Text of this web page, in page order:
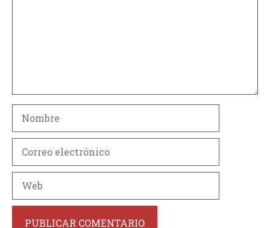
electrónico